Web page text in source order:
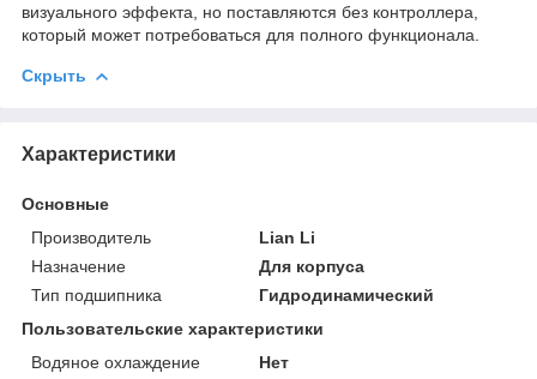
визуального эффекта, но поставляются без контроллера,
который может потребоваться для полного функционала.
Скрыть
Характеристики
Основные
Производитель
Lian Li
Назначение
Для корпуса
Тип подшипника
Гидродинамический
Пользовательские характеристики
Водяное охлаждение
Нет